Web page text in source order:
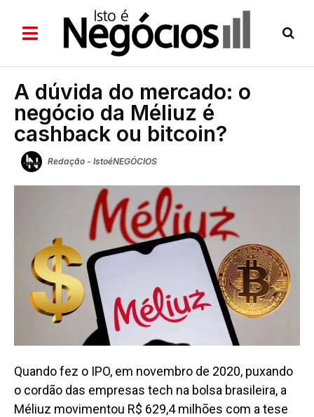
A dúvida do mercado: o
negócio da Méliuz é
cashback ou bitcoin?
Redação - IstoéNEGÓCIOS
Quando fez o IPO, em novembro de 2020, puxando
o cordão das empresas tech na bolsa brasileira, a
Méliuz movimentou R$ 629,4 milhões com a tese